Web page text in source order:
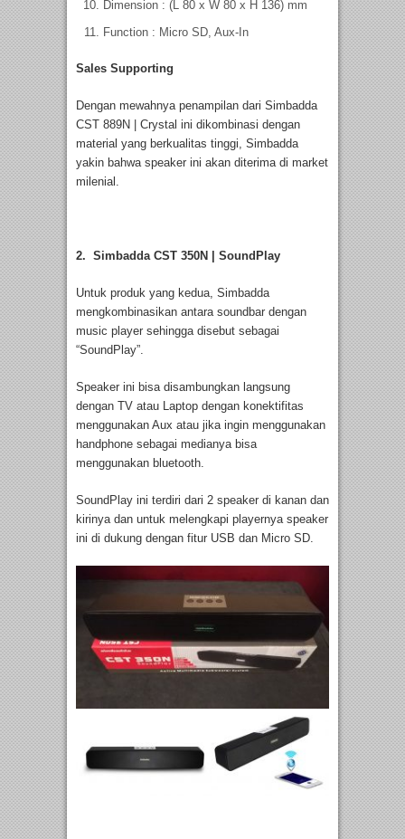
Dimension : (L 80 x W 80 x H 136) mm
Function : Micro SD, Aux-In
Sales Supporting
Dengan mewahnya penampilan dari Simbadda
CST 889N | Crystal ini dikombinasi dengan
material yang berkualitas tinggi, Simbadda
yakin bahwa speaker ini akan diterima di market
milenial.
2. Simbadda CST 350N | SoundPlay
Untuk produk yang kedua, Simbadda
mengkombinasikan antara soundbar dengan
music player sehingga disebut sebagai
“SoundPlay”.
Speaker ini bisa disambungkan langsung
dengan TV atau Laptop dengan konektifitas
menggunakan Aux atau jika ingin menggunakan
handphone sebagai medianya bisa
menggunakan bluetooth.
SoundPlay ini terdiri dari 2 speaker di kanan dan
kirinya dan untuk melengkapi playernya speaker
ini di dukung dengan fitur USB dan Micro SD.